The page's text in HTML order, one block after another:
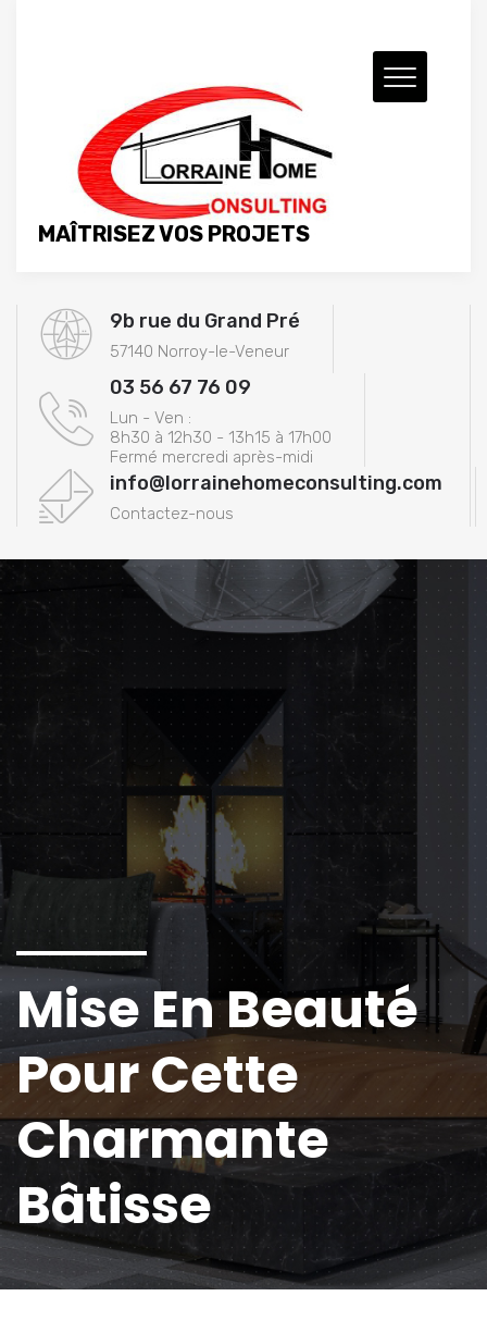
MAÎTRISEZ VOS PROJETS
9b rue du Grand Pré
57140 Norroy-le-Veneur
03 56 67 76 09
Lun - Ven :
8h30 à 12h30 - 13h15 à 17h00
Fermé mercredi après-midi
info@lorrainehomeconsulting.com
Contactez-nous
Mise En Beauté
Pour Cette
Charmante
Bâtisse